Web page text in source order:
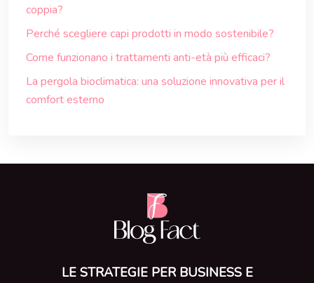
coppia?
Perché scegliere capi prodotti in modo sostenibile?
Come funzionano i trattamenti anti-età più efficaci?
La pergola bioclimatica: una soluzione innovativa per il
comfort esterno
LE STRATEGIE PER BUSINESS E